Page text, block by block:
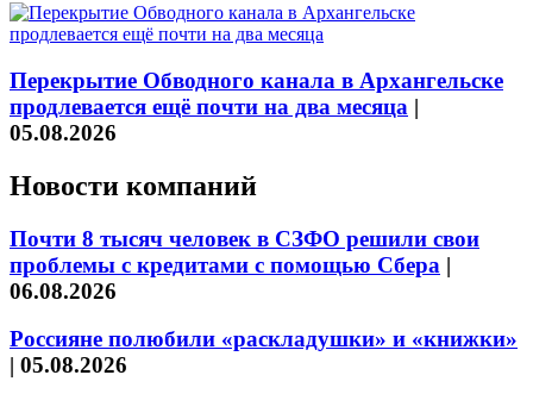
Перекрытие Обводного канала в Архангельске
продлевается ещё почти на два месяца |
05.08.2026
Новости компаний
Почти 8 тысяч человек в СЗФО решили свои
проблемы с кредитами с помощью Сбера |
06.08.2026
Россияне полюбили «раскладушки» и «книжки»
| 05.08.2026